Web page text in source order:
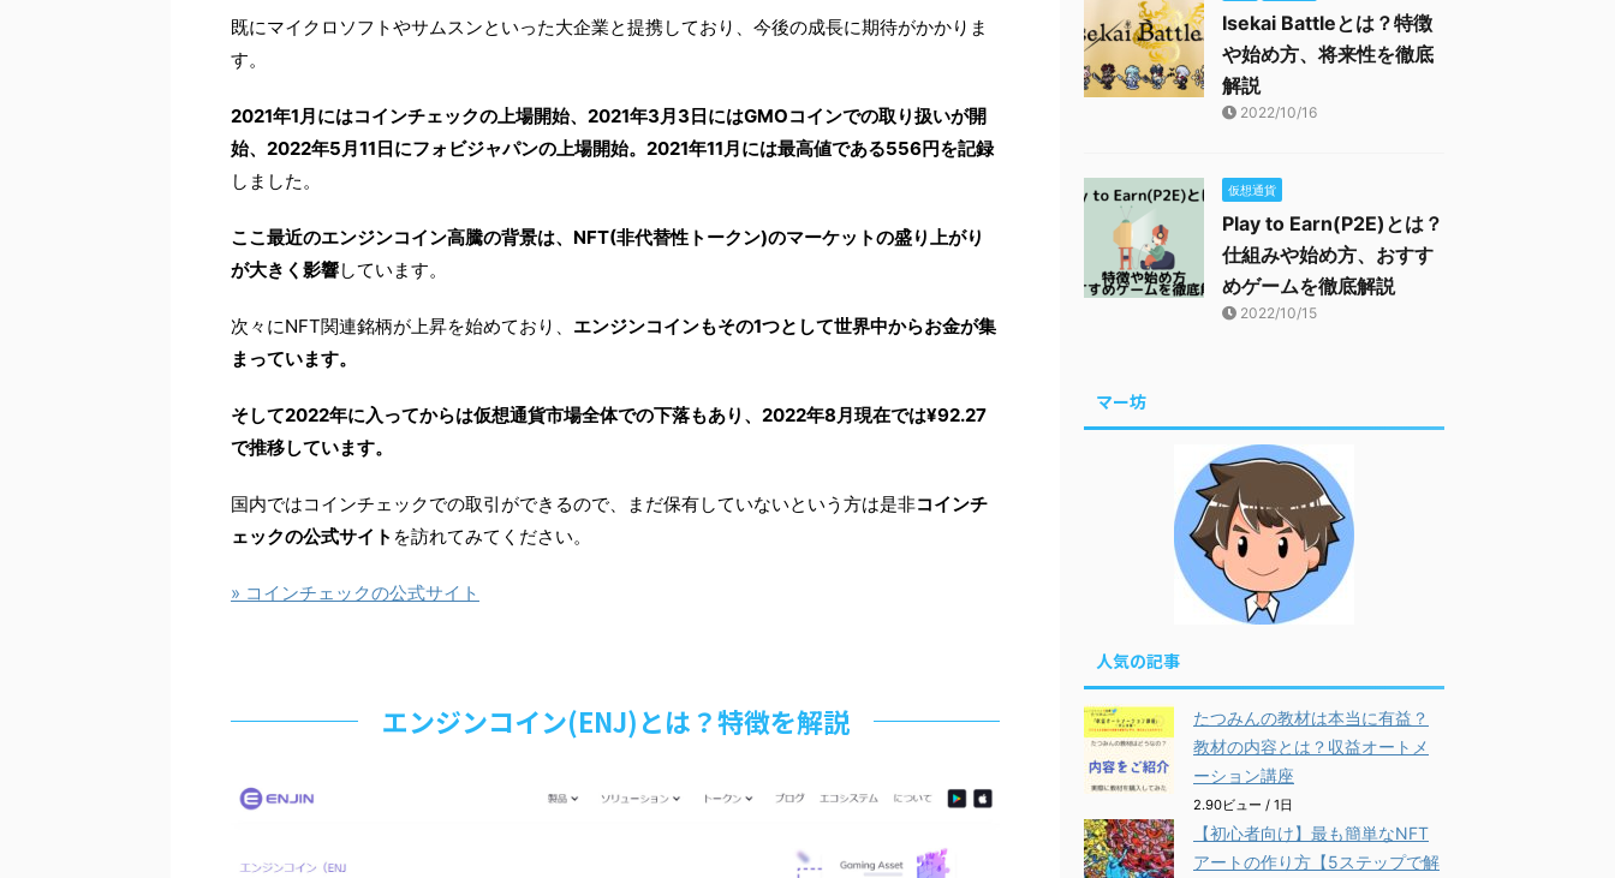
既にマイクロソフトやサムスンといった大企業と提携しており、今後の成長に期待がかかりま
す。
2021年1月にはコインチェックの上場開始、2021年3月3日にはGMOコインでの取り扱いが開
始、2022年5月11日にフォビジャパンの上場開始。2021年11月には最高値である556円を記録
しました。
ここ最近のエンジンコイン高騰の背景は、NFT(非代替性トークン)のマーケットの盛り上がり
が大きく影響しています。
次々にNFT関連銘柄が上昇を始めており、 エンジンコインもその1つとして世界中からお金が集
まっています。
そして2022年に入ってからは仮想通貨市場全体での下落もあり、2022年8月現在では¥92.27
で推移しています。
国内ではコインチェックでの取引ができるので、まだ保有していないという方は是非コインチ
ェックの公式サイト を訪れてみてください。
» コインチェックの公式サイト
エンジンコイン(ENJ)とは？特徴を解説
Isekai Battleとは？特徴
や始め方、将来性を徹底
解説
2022/10/16
仮想通貨
Play to Earn(P2E)とは？
仕組みや始め方、おすす
めゲームを徹底解説
2022/10/15
マー坊
人気の記事
たつみんの教材は本当に有益？
教材の内容とは？収益オートメ
ーション講座
2.90ビュー / 1日
【初心者向け】最も簡単なNFT
アートの作り方【5ステップで解